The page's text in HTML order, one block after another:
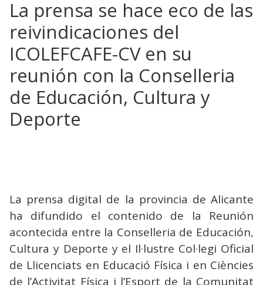
La prensa se hace eco de las
reivindicaciones del
ICOLEFCAFE-CV en su
reunión con la Conselleria
de Educación, Cultura y
Deporte
La prensa digital de la provincia de Alicante
ha difundido el contenido de la Reunión
acontecida entre la Conselleria de Educación,
Cultura y Deporte y el Il·lustre Col·legi Oficial
de Llicenciats en Educació Física i en Ciències
de l’Activitat Física i l’Esport de la Comunitat